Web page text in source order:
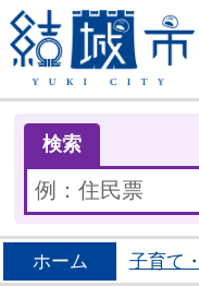
検索
ホーム 子育て